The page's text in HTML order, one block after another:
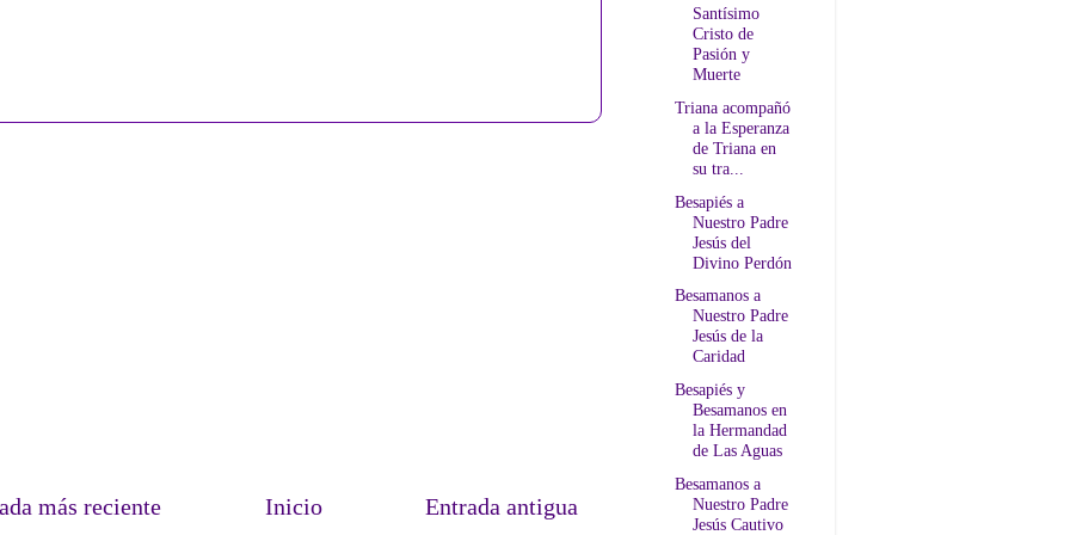
más reciente Entrada antigua
Inicio
Santísimo
Cristo de
Pasión y
Muerte
Triana acompañó
a la Esperanza
de Triana en
su tra...
Besapiés a
Nuestro Padre
Jesús del
Divino Perdón
Besamanos a
Nuestro Padre
Jesús de la
Caridad
Besapiés y
Besamanos en
la Hermandad
de Las Aguas
Besamanos a
Nuestro Padre
Jesús Cautivo